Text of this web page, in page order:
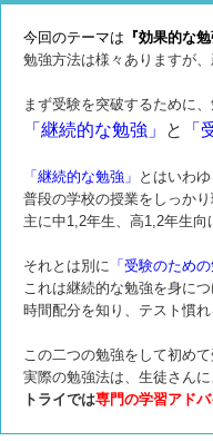
今回のテーマは 『効果的な
勉強方法は様々ありますが
まず受験を突破するために
「継続的な勉強」 と 「
「継続的な勉強」 とはいわゆ
普段の学校の授業をしっか
主に中1,2年生、高1,2年生向
それとは別に 「受験のための
これは継続的な勉強を身につ
時間配分を知り、テスト慣れ
この二つの勉強をして初めて
実際の勉強法は、生徒さん
トライでは専門の学習アド